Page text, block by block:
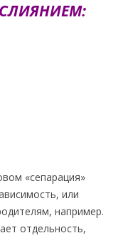
«сепарация»
или
например.
отдельность,